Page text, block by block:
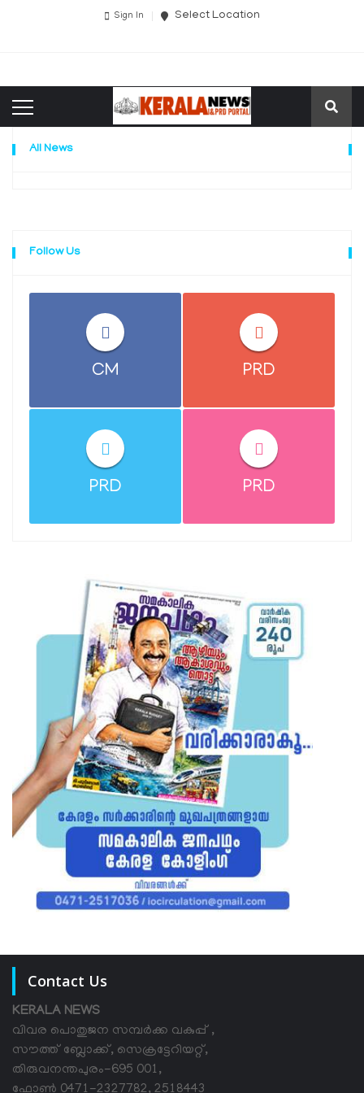
Sign In Select Location
All News
Follow Us
CM PRD
PRD PRD
Contact Us
KERALA NEWS
വിവര പൊതുജന സമ്പര്‍ക്ക വകുപ്പ് ,
സൗത്ത് ബ്ലോക്ക്, സെക്രട്ടേറിയറ്റ്,
തിരുവനന്തപുരം-695 001,
ഫോൺ 0471-2327782, 2518443